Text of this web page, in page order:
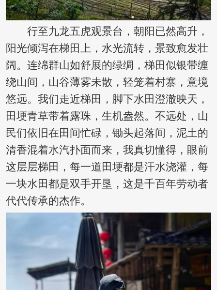
行至九龙五虎观景台，朝阳已然高升，
阳光倾泻在梯田上，水光流转，景致愈发壮
阔。连绵群山如舒展的绿绸，梯田似银带缠
绕山间，山谷薄雾未散，轻笼着村寨，意境
悠远。我们走近梯田，脚下水田澄澈映天，
田埂青草带着露珠，生机盎然。不远处，山
民们依旧在田间忙碌，锄头起落间，泥土的
清香混着水汽扑面而来，我真切懂得，眼前
这层层梯田，每一道田埂都是汗水浇灌，每
一块水田都是双手开垦，这是千百年劳动者
代代传承的杰作。